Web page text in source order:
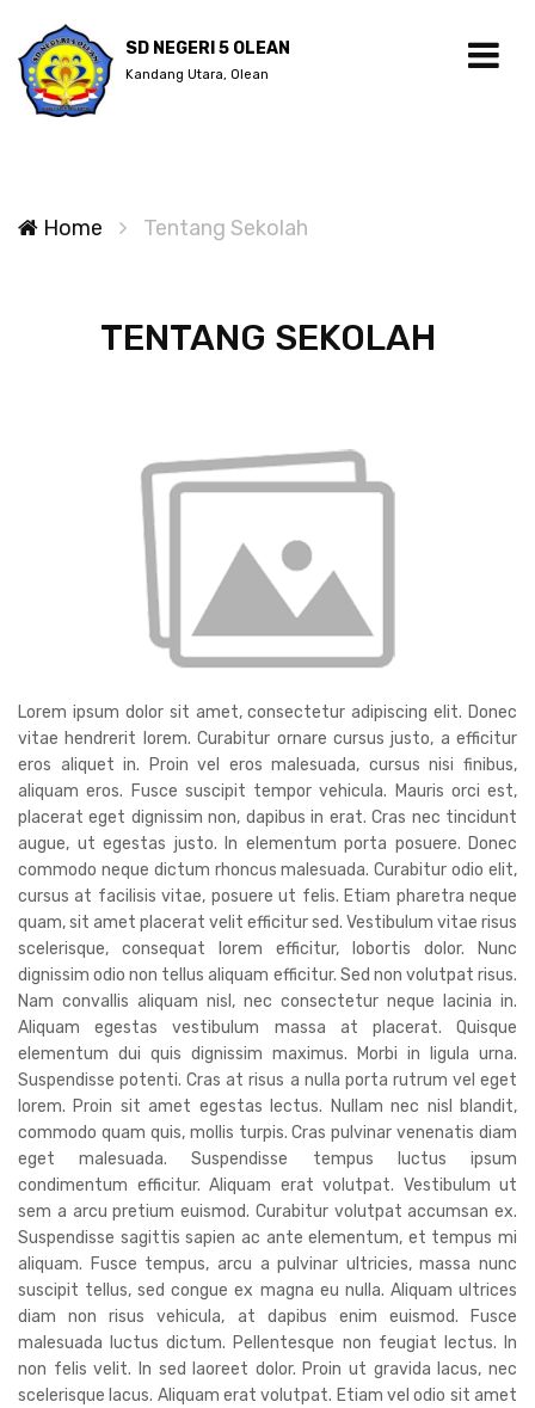
SD NEGERI 5 OLEAN
Kandang Utara, Olean
Home Tentang Sekolah
TENTANG SEKOLAH
Lorem ipsum dolor sit amet, consectetur adipiscing elit. Donec
vitae hendrerit lorem. Curabitur ornare cursus justo, a efficitur
eros aliquet in. Proin vel eros malesuada, cursus nisi finibus,
aliquam eros. Fusce suscipit tempor vehicula. Mauris orci est,
placerat eget dignissim non, dapibus in erat. Cras nec tincidunt
augue, ut egestas justo. In elementum porta posuere. Donec
commodo neque dictum rhoncus malesuada. Curabitur odio elit,
cursus at facilisis vitae, posuere ut felis. Etiam pharetra neque
quam, sit amet placerat velit efficitur sed. Vestibulum vitae risus
scelerisque, consequat lorem efficitur, lobortis dolor. Nunc
dignissim odio non tellus aliquam efficitur. Sed non volutpat risus.
Nam convallis aliquam nisl, nec consectetur neque lacinia in.
Aliquam egestas vestibulum massa at placerat. Quisque
elementum dui quis dignissim maximus. Morbi in ligula urna.
Suspendisse potenti. Cras at risus a nulla porta rutrum vel eget
lorem. Proin sit amet egestas lectus. Nullam nec nisl blandit,
commodo quam quis, mollis turpis. Cras pulvinar venenatis diam
eget malesuada. Suspendisse tempus luctus ipsum
condimentum efficitur. Aliquam erat volutpat. Vestibulum ut
sem a arcu pretium euismod. Curabitur volutpat accumsan ex.
Suspendisse sagittis sapien ac ante elementum, et tempus mi
aliquam. Fusce tempus, arcu a pulvinar ultricies, massa nunc
suscipit tellus, sed congue ex magna eu nulla. Aliquam ultrices
diam non risus vehicula, at dapibus enim euismod. Fusce
malesuada luctus dictum. Pellentesque non feugiat lectus. In
non felis velit. In sed laoreet dolor. Proin ut gravida lacus, nec
scelerisque lacus. Aliquam erat volutpat. Etiam vel odio sit amet